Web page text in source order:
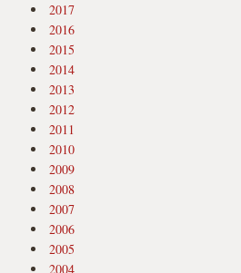
2017
2016
2015
2014
2013
2012
2011
2010
2009
2008
2007
2006
2005
2004